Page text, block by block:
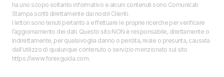
ha uno scopo soltanto informativo e alcuni contenuti sono Comunicati
Stampa scritti direttamente dai nostri Clienti.
I lettori sono tenuti pertanto a effettuare le proprie ricerche per verificare
l’aggiornamento dei dati. Questo sito NON è responsabile, direttamente o
indirettamente, per qualsivoglia danno o perdita, reale o presunta, causata
dall'utilizzo di qualunque contenuto o servizio menzionato sul sito
https://www.forexguida.com.